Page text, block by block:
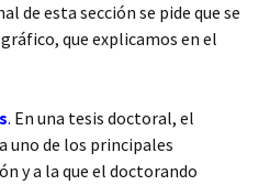
de esta sección se pide que se
que explicamos en el
. En una tesis doctoral, el
uno de los principales
y a la que el doctorando